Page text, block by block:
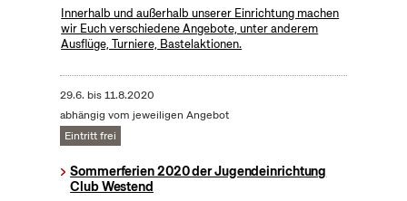
Innerhalb und außerhalb unserer Einrichtung machen
wir Euch verschiedene Angebote, unter anderem
Ausflüge, Turniere, Bastelaktionen.
29.6. bis11.8.2020
abhängig vom jeweiligen Angebot
Eintritt frei
Sommerferien 2020 der Jugendeinrichtung
Club Westend